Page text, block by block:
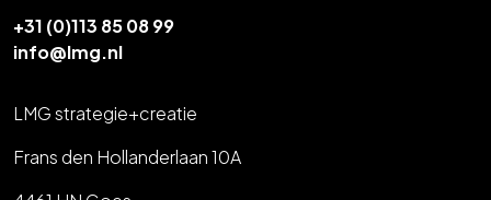
+31 (0)113 85 08 99
info@lmg.nl
LMG strategie+creatie
Frans den Hollanderlaan 10A